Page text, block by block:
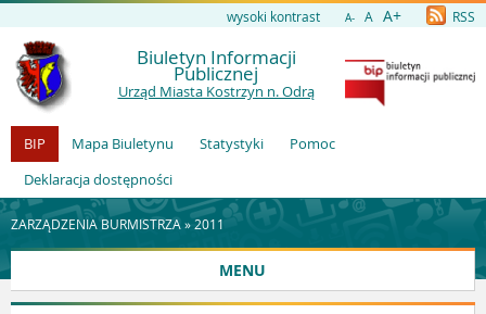
wysoki kontrast A- A A+ RSS
Biuletyn Informacji
Publicznej
Urząd Miasta Kostrzyn n. Odrą
BIP Mapa Biuletynu Statystyki
Pomoc
Deklaracja dostępności
ZARZĄDZENIA BURMISTRZA » 2011
MENU